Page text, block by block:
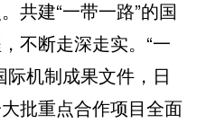
共建“一带一路”的国
不断走深走实。“一
机制成果文件，日
批重点合作项目全面